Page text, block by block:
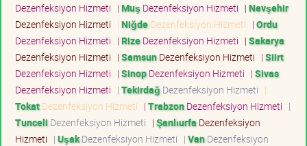
Dezenfeksiyon Hizmeti | Muş Dezenfeksiyon Hizmeti | Nevşehir
Dezenfeksiyon Hizmeti | NiğdeDezenfeksiyon Hizmeti | Ordu
Dezenfeksiyon Hizmeti | RizeDezenfeksiyon Hizmeti | Sakarya
Dezenfeksiyon Hizmeti | SamsunDezenfeksiyon Hizmeti | Siirt
Dezenfeksiyon Hizmeti | SinopDezenfeksiyon Hizmeti | Sivas
Dezenfeksiyon Hizmeti | Tekirdağ Dezenfeksiyon Hizmeti |
TokatDezenfeksiyon Hizmeti | TrabzonDezenfeksiyon Hizmeti |
Tunceli Dezenfeksiyon Hizmeti | Şanlıurfa Dezenfeksiyon
Hizmeti | UşakDezenfeksiyon Hizmeti | VanDezenfeksiyon